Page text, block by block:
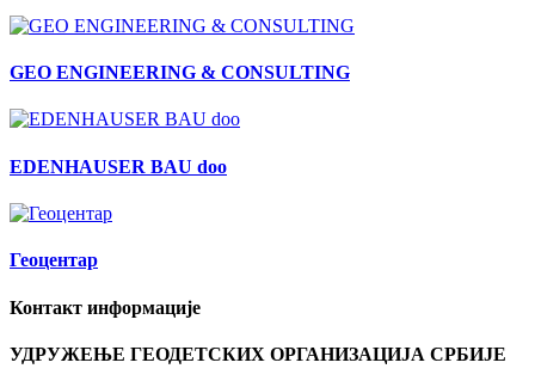
GEO ENGINEERING & CONSULTING
EDENHAUSER BAU doo
Геоцентар
Контакт информације
УДРУЖЕЊЕ ГЕОДЕТСКИХ ОРГАНИЗАЦИЈА СРБИЈЕ